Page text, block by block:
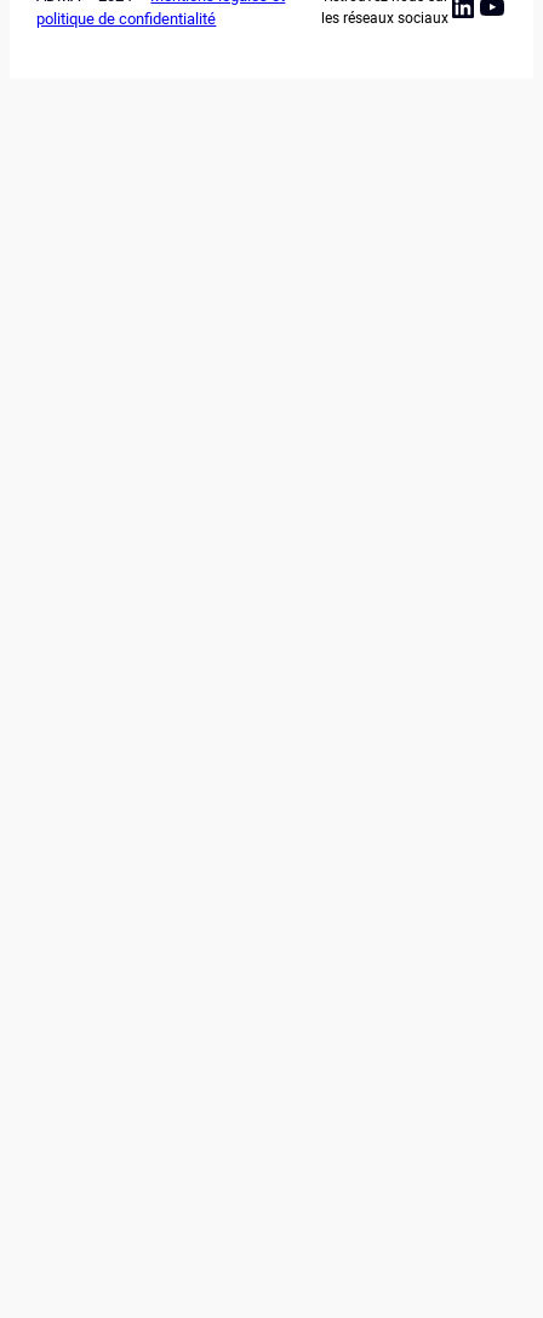
politique de confidentialité
les réseaux sociaux